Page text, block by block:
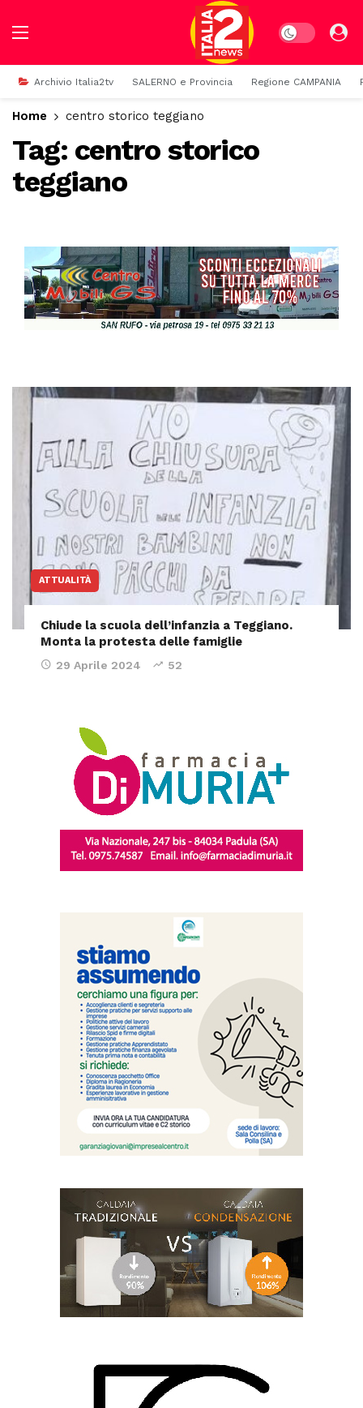
Dark mode
Archivio Italia2tv SALERNO e Provincia Regione CAMPANIA
Home centro storico teggiano
Tag: centro storico
teggiano
ATTUALITÀ
Chiude la scuola dell’infanzia a Teggiano.
Monta la protesta delle famiglie
29 Aprile 2024 52